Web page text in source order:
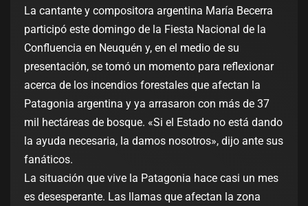
La cantante y compositora argentina María Becerra
participó este domingo de la Fiesta Nacional de la
Confluencia en Neuquén y, en el medio de su
presentación, se tomó un momento para reflexionar
acerca de los incendios forestales que afectan la
Patagonia argentina y ya arrasaron con más de 37
mil hectáreas de bosque. «Si el Estado no está dando
la ayuda necesaria, la damos nosotros», dijo ante sus
fanáticos.
La situación que vive la Patagonia hace casi un mes
es desesperante. Las llamas que afectan la zona